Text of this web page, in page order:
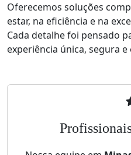
Oferecemos soluções
estar, na eficiência e na
Cada detalhe foi pensado
experiência única, segura